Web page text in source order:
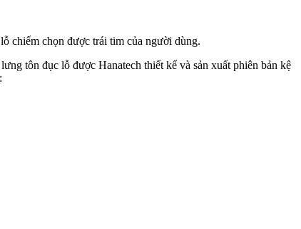
chiếm chọn được trái tim của người dùng.
tôn đục lỗ được Hanatech thiết kế và sản xuất phiên bản kệ